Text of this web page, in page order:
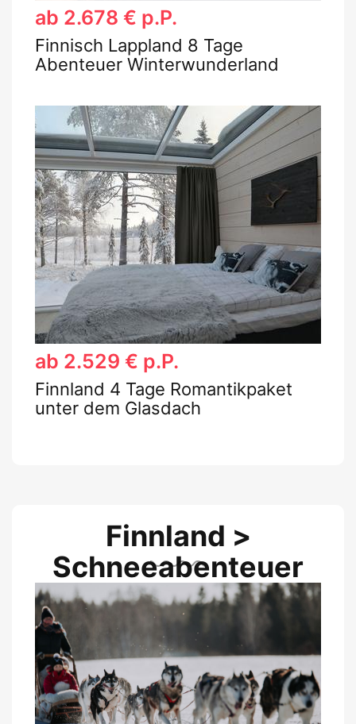
ab 2.678 € p.P.
Finnisch Lappland 8 Tage
Abenteuer Winterwunderland
ab 2.529 € p.P.
Finnland 4 Tage Romantikpaket
unter dem Glasdach
Finnland >
Schneeabenteuer